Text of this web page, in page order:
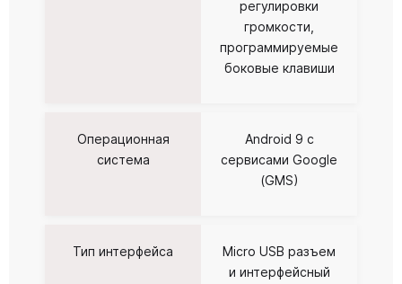
регулировки
громкости,
программируемые
боковые клавиши
Операционная
система
Android 9 с
сервисами Google
(GMS)
Тип интерфейса
Micro USB разъем
и интерфейсный